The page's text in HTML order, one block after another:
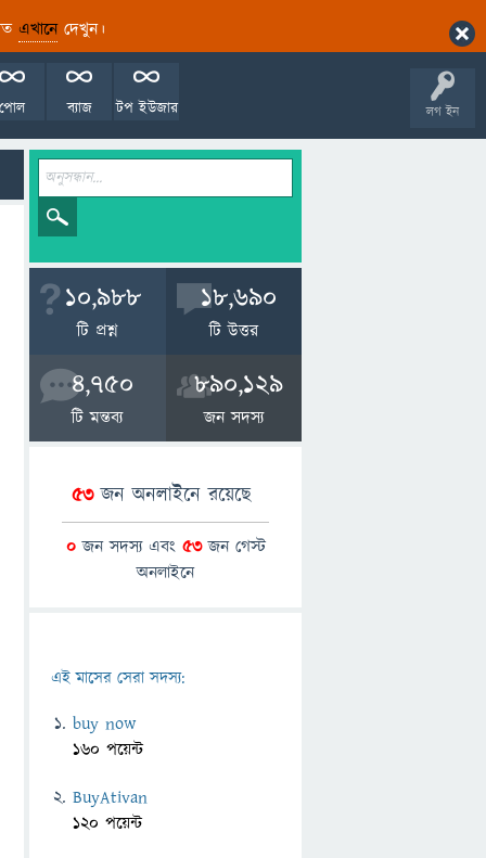
এখানেদেখুন।
লগ ইন
টপ ইউজার
ব্যাজ
পোল
10,988
টি প্রশ্ন
18,690
টি উত্তর
4,750
টি মন্তব্য
890,129
জন সদস্য
53জন অনলাইনে রয়েছে
0জন সদস্য এবং 53জন গেস্ট
অনলাইনে
এই মাসের সেরা সদস্য:
buy now
160 পয়েন্ট
BuyAtivan
120 পয়েন্ট